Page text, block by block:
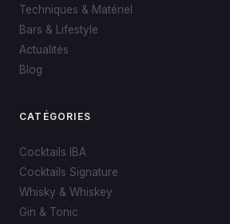
Techniques & Matériel
Bars & Lifestyle
Actualités
Blog
CATÉGORIES
Cocktails IBA
Cocktails Signature
Whisky & Whiskey
Gin & Tonic